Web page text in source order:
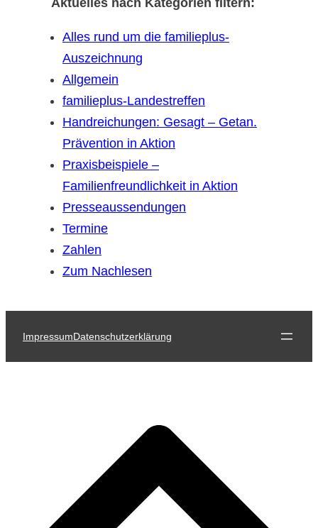
Aktuelles nach Kategorien filtern:
Alles rund um die familieplus-
Auszeichnung
Allgemein
familieplus-Landestreffen
Handreichungen: Gesagt – Getan.
Prävention in Aktion
Praxisbeispiele –
Familienfreundlichkeit in Aktion
Presseaussendungen
Termine
Zahlen
Zum Nachlesen
ImpressumDatenschutzerklärung